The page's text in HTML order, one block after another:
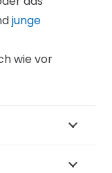
junge
wie vor